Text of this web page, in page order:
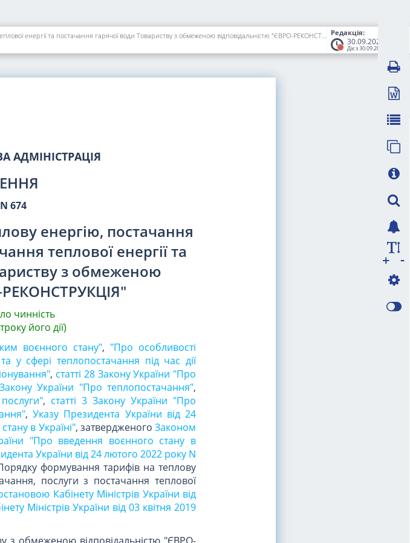
Редакція:
30.09.2023
Діє з 30.09.2023
Про встановлення тарифів на теплову енергію, постачання теплової енергії, послуги з постачання теплової енергії та постачання гарячої води Товариству з обмеженою відповідальністю "ЄВРО-РЕКОНСТРУКЦІЯ"
АДМІНІСТРАЦІЯ
674
енергію, постачання
теплової енергії та
з обмеженою
РЕКОНСТРУКЦІЯ"
чинність
його дії)
воєнного стану", "Про особливості
у сфері теплопостачання під час дії
, статті 28 Закону України "Про
України "Про теплопостачання",
, статті 3 Закону України "Про
,Указу Президента України від 24
в Україні", затвердженого Законом
"Про введення воєнного стану в
України від 24 лютого 2022 року N
формування тарифів на теплову
послуги з постачання теплової
Кабінету Міністрів України від
Міністрів України від 03 квітня 2019
-
+